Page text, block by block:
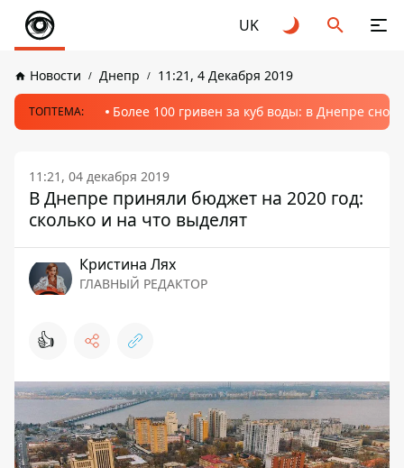
UK
Новости Днепр 11:21, 4 Декабря 2019
ТОПТЕМА: Более 100 гривен за куб воды: в Днепре
11:21, 04 декабря 2019
В Днепре приняли бюджет на 2020 год:
сколько и на что выделят
Кристина Лях
ГЛАВНЫЙ РЕДАКТОР
👍